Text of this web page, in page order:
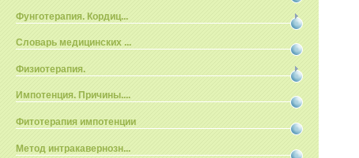
Фунготерапия. Кордиц...
Словарь медицинских ...
Физиотерапия.
Импотенция. Причины....
Фитотерапия импотенции
Метод интракавернозн...